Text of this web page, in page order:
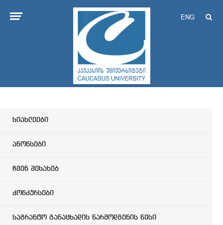
ENG
სიახლეები
ანონსები
ჩვენ შესახებ
კონკურსები
საგრანტო განაცხადის წარმოდგენის წესი